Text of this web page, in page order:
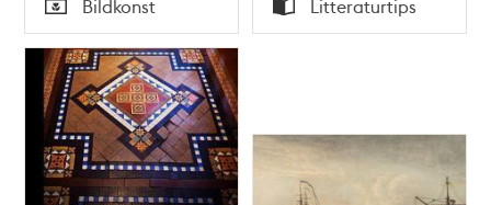
Typ
Bildkonst
Typ
Litteraturtips